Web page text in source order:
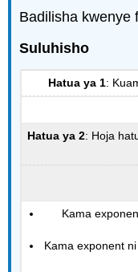
Badilisha
Suluhisho
Hatua ya 1:
Hatua ya 2: Hoja
Kama
Kama exponent